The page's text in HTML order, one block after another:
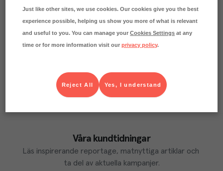
Läs mer om hur vi beräknar klimatavtryck
Våra kundtidningar
Läs inspirerande reportage, matnyttiga artiklar och
ta del av aktuella kampanjer.
Just like other sites, we use cookies. Our cookies give you the best
experience possible, helping us show you more of what is relevant
and useful to you. You can manage yourCookies Settings at any
time or for more information visit ourprivacy policy.
Yes, I understand
Reject All